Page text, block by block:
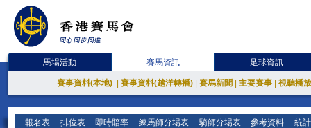
馬場活動 賽馬資訊 足球資訊
賽事資料(本地) 賽事資料(越洋轉播) 賽馬新聞 主要賽事 視聽播
報名表 排位表 即時賠率 練馬師分場表 騎師分場表 參考資料 統